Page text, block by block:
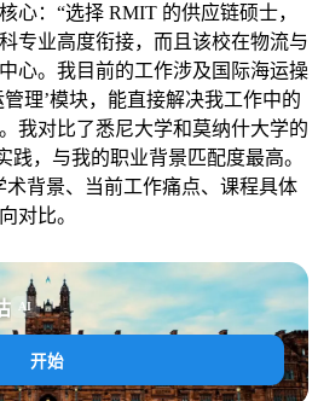
心：“选择 RMIT 的供应链硕士，
专业高度衔接，而且该校在物流与
心。我目前的工作涉及国际海运操
理’模块，能直接解决我工作中的
我对比了悉尼大学和莫纳什大学的
践，与我的职业背景匹配度最高。
术背景、当前工作痛点、课程具体
对比。
AI
开始